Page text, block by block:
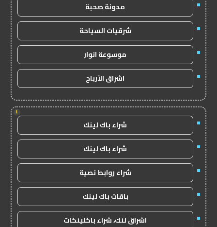
مدونة صحبة
شرقيات السياحة
موسوعة انوار
اشراق الأرباح
!
شراء باك لينك
شراء باك لينك
شراء روابط نصية
باقات باك لينك
اشراق لنك، شراء باكلينكات